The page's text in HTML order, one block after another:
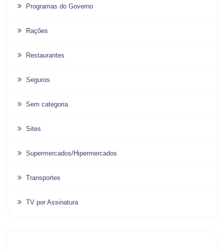
Programas do Governo
Rações
Restaurantes
Seguros
Sem categoria
Sites
Supermercados/Hipermercados
Transportes
TV por Assinatura